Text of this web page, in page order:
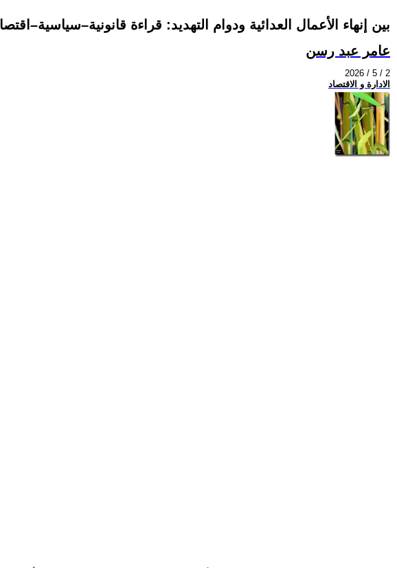
بين إنهاء الأعمال العدائية ودوام التهديد: قراءة
عامر عبد رسن
2026 / 5 / 2
الادارة و الاقتصاد